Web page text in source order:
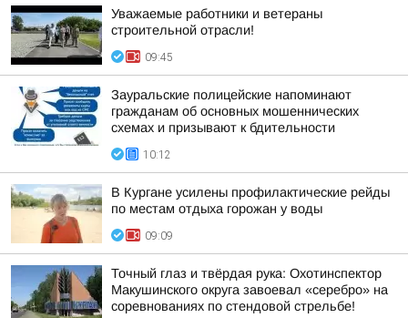
Уважаемые работники и ветераны
строительной отрасли!
09:45
Зауральские полицейские напоминают
гражданам об основных мошеннических
схемах и призывают к бдительности
10:12
В Кургане усилены профилактические рейды
по местам отдыха горожан у воды
09:09
Точный глаз и твёрдая рука: Охотинспектор
Макушинского округа завоевал «серебро» на
соревнованиях по стендовой стрельбе!